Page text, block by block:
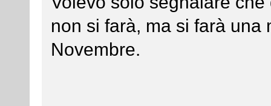
non si farà, ma si farà
Novembre.